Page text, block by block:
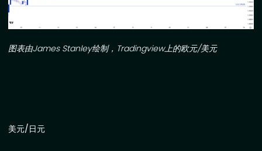
图表由James Stanley绘制， Tradingview上的欧元/美元
美元/日元